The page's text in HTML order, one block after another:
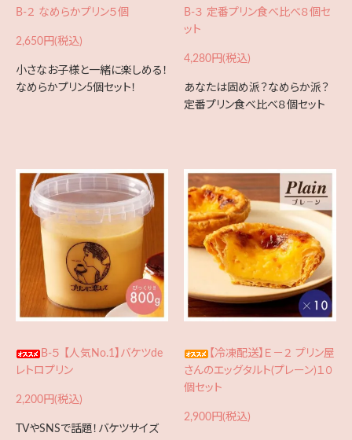
B-２ なめらかプリン５個
2,650円(税込)
小さなお子様と一緒に楽しめる！
なめらかプリン5個セット！
B-３ 定番プリン食べ比べ８個セ
ット
4,280円(税込)
あなたは固め派？なめらか派？
定番プリン食べ比べ８個セット
B-５ 【人気No.1】バケツde
レトロプリン
2,200円(税込)
TVやSNSで話題！バケツサイズ
【冷凍配送】Ｅ－２ プリン屋
さんのエッグタルト(プレーン)１０
個セット
2,900円(税込)